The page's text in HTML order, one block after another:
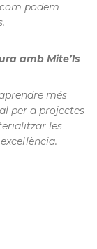
podem
amb Mite’ls
més
per a projectes
les